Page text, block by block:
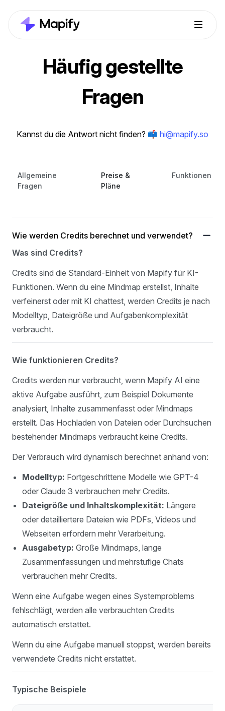
Häufig gestellte
Fragen
Kannst du die Antwort nicht finden? 📫 hi@mapify.so
Allgemeine
Fragen
Preise &
Pläne
Funktionen
Wie werden Credits berechnet und verwendet?
Was sind Credits?
Credits sind die Standard-Einheit von Mapify für KI-
Funktionen. Wenn du eine Mindmap erstellst, Inhalte
verfeinerst oder mit KI chattest, werden Credits je nach
Modelltyp, Dateigröße und Aufgabenkomplexität
verbraucht.
Wie funktionieren Credits?
Credits werden nur verbraucht, wenn Mapify AI eine
aktive Aufgabe ausführt, zum Beispiel Dokumente
analysiert, Inhalte zusammenfasst oder Mindmaps
erstellt. Das Hochladen von Dateien oder Durchsuchen
bestehender Mindmaps verbraucht keine Credits.
Der Verbrauch wird dynamisch berechnet anhand von:
Modelltyp: Fortgeschrittene Modelle wie GPT-4
oder Claude 3 verbrauchen mehr Credits.
Dateigröße und Inhaltskomplexität: Längere
oder detailliertere Dateien wie PDFs, Videos und
Webseiten erfordern mehr Verarbeitung.
Ausgabetyp: Große Mindmaps, lange
Zusammenfassungen und mehrstufige Chats
verbrauchen mehr Credits.
Wenn eine Aufgabe wegen eines Systemproblems
fehlschlägt, werden alle verbrauchten Credits
automatisch erstattet.
Wenn du eine Aufgabe manuell stoppst, werden bereits
verwendete Credits nicht erstattet.
Typische Beispiele